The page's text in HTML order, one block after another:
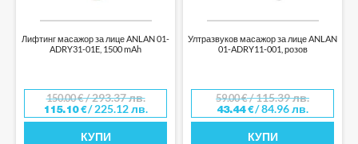
Лифтинг масажор за лице ANLAN 01-
ADRY31-01E, 1500 mAh
150.00€/ 293.37 лв.
115.10€/ 225.12 лв.
КУПИ
Ултразвуков масажор за лице ANLAN
01-ADRY11-001, розов
59.00€/ 115.39 лв.
43.44€/ 84.96 лв.
КУПИ